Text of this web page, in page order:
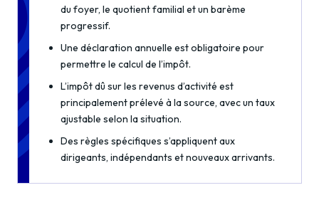
du foyer, le quotient familial et un barème
progressif.
Une déclaration annuelle est obligatoire pour
permettre le calcul de l’impôt.
L’impôt dû sur les revenus d’activité est
principalement prélevé à la source, avec un taux
ajustable selon la situation.
Des règles spécifiques s’appliquent aux
dirigeants, indépendants et nouveaux arrivants.